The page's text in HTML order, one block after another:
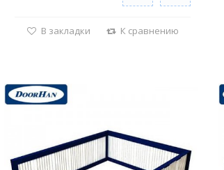
В закладки К сравнению